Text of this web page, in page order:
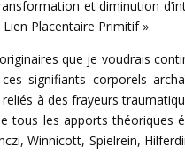
et diminution
Lien Placentaire Primitif ».
que je voudrais
signifiants corporels
à des frayeurs
tous les apports théoriques
Winnicott, Spielrein,